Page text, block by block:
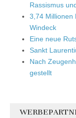
Rassismus
3,74 Millionen
Windeck
Eine neue
Sankt
Nach
gestellt